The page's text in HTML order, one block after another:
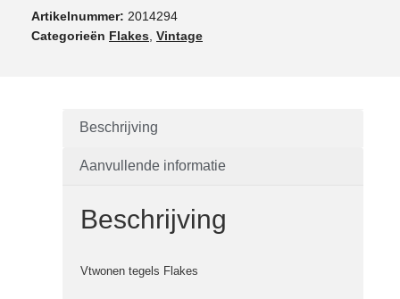
Artikelnummer: 2014294
Categorieën Flakes Vintage
Beschrijving
Aanvullende informatie
Beschrijving
Vtwonen tegels Flakes